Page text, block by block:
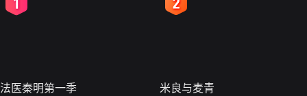
法医秦明第一季 米良与麦青